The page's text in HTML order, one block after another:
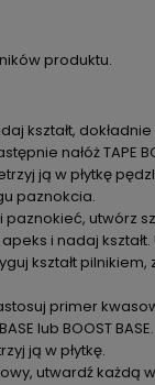
produktu.
kształt,
nałóż TAPE
ją w płytkę
paznokcia.
paznokieć, utwórz
i nadaj
kształt pilnikiem,
primer
lub BOOST BASE.
ją w płytkę.
utwardź każdą